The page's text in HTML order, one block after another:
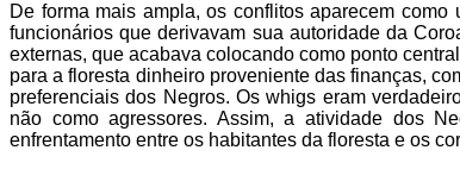
De forma mais ampla, os conflitos aparecem
funcionários que derivavam sua autoridade da
externas, que acabava colocando como ponto
para a floresta dinheiro proveniente das finanças,
preferenciais dos Negros. Os whigs eram
não como agressores. Assim, a atividade dos
enfrentamento entre os habitantes da floresta e os